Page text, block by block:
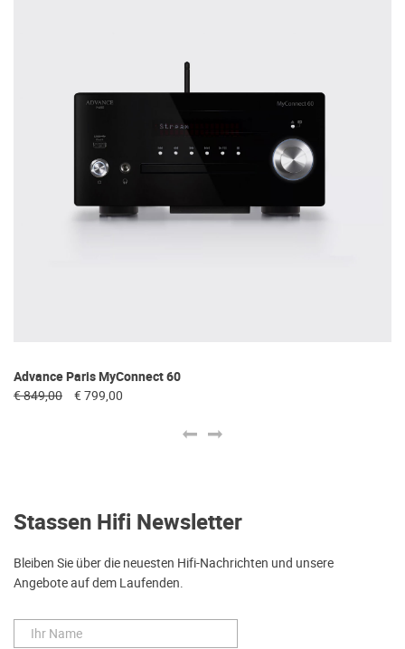
Advance Paris MyConnect 60
€ 849,00 € 799,00
Stassen Hifi Newsletter
Bleiben Sie über die neuesten Hifi-Nachrichten und unsere
Angebote auf dem Laufenden.